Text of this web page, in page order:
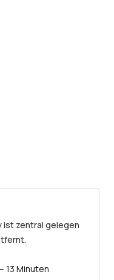
ist zentral gelegen
13 Minuten